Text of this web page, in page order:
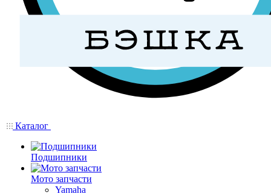
Каталог
Подшипники
Мото запчасти
Yamaha